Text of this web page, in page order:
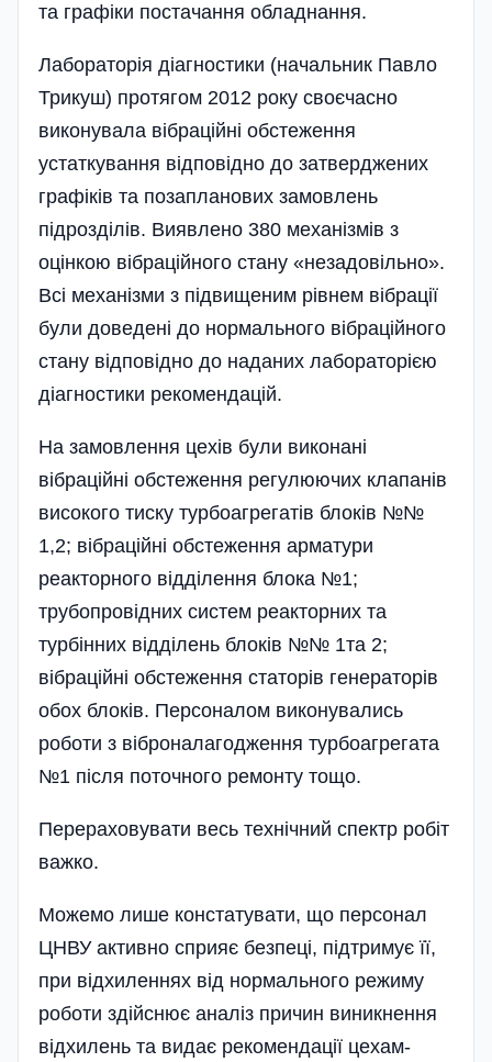
та графіки постачання обладнання.
Лабораторія діагностики (начальник Павло
Трикуш) протягом 2012 року своєчасно
виконувала вібраційні обстеження
устаткування відповідно до затверджених
графіків та позапланових замовлень
підрозділів. Виявлено 380 механізмів з
оцінкою вібраційного стану «незадовільно».
Всі механізми з підвищеним рівнем вібрації
були доведені до нормального вібраці­йного
стану відповідно до наданих лабораторією
діагностики рекомендацій.
На замовлення цехів були виконані
вібраційні обстеження регулюючих клапанів
високого тиску турбоагрегатів блоків №№
1,2; вібраційні обстеження арматури
реакторного відділення блока №1;
трубопровідних систем реакторних та
турбінних відділень блоків №№ 1та 2;
вібраційні обстеження статорів генераторів
обох блоків. Персоналом виконувались
роботи з віброналагодження турбоагрегата
№1 після поточного ремонту тощо.
Перераховувати весь технічний спектр робіт
важко.
Можемо лише констатувати, що персонал
ЦНВУ активно сприяє безпеці, підтримує її,
при відхиленнях від нормального режиму
роботи здійснює аналіз причин виникнення
відхилень та видає рекомендації цехам-